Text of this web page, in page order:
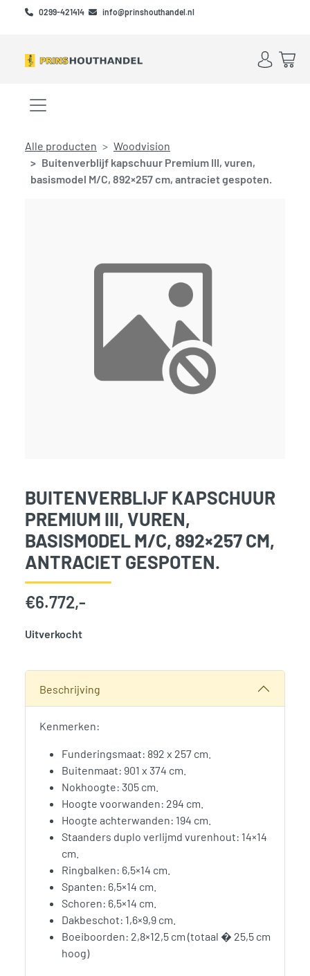
Skip to main content
Skip to footer
0299-421414 info@prinshouthandel.nl
Account
Menu openen/sluiten
Alle producten
Woodvision
Buitenverblijf kapschuur Premium III, vuren,
basismodel M/C, 892×257 cm, antraciet gespoten.
BUITENVERBLIJF KAPSCHUUR
PREMIUM III, VUREN,
BASISMODEL M/C, 892×257 CM,
ANTRACIET GESPOTEN.
€6.772,-
Uitverkocht
Beschrijving
Kenmerken:
Funderingsmaat: 892 x 257 cm.
Buitenmaat: 901 x 374 cm.
Nokhoogte: 305 cm.
Hoogte voorwanden: 294 cm.
Hoogte achterwanden: 194 cm.
Staanders duplo verlijmd vurenhout: 14×14
cm.
Ringbalken: 6,5×14 cm.
Spanten: 6,5×14 cm.
Schoren: 6,5×14 cm.
Dakbeschot: 1,6×9,9 cm.
Boeiboorden: 2,8×12,5 cm (totaal � 25,5 cm
hoog)